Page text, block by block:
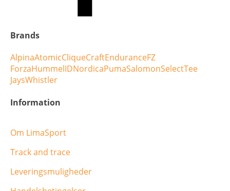
Brands
AlpinaAtomicCliqueCraftEnduranceFZ
ForzaHummelIDNordicaPumaSalomonSelectTee
JaysWhistler
Information
Om LimaSport
Track and trace
Leveringsmuligheder